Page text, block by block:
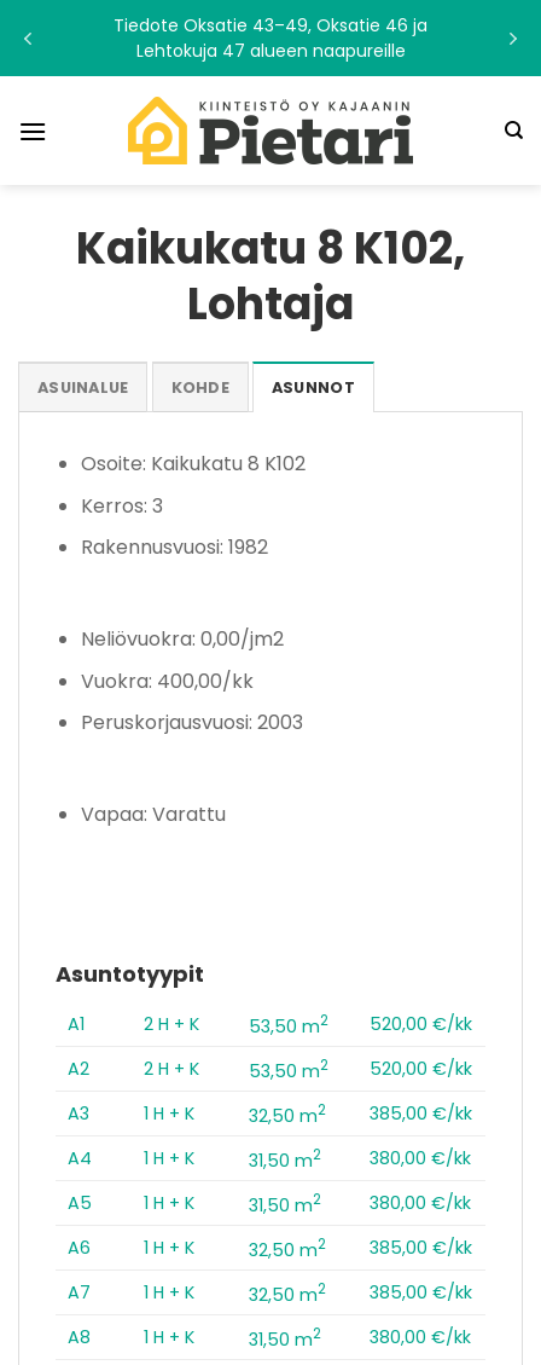
content
Tiedote Oksatie 43–49, Oksatie 46 ja
Lehtokuja 47 alueen naapureille
Kaikukatu 8 K102,
Lohtaja
ASUINALUE KOHDE ASUNNOT
Asuntotyypit
A1 2 H + K 53,50 m2
520,00 €/kk
A2
2 H + K 53,50 m2
520,00 €/kk
A3
1 H + K 32,50 m2
385,00 €/kk
A4
1 H + K 31,50 m2
380,00 €/kk
A5
1 H + K 31,50 m2
380,00 €/kk
A6
1 H + K 32,50 m2
385,00 €/kk
A7
1 H + K 32,50 m2
385,00 €/kk
A8
1 H + K 31,50 m2
380,00 €/kk
Osoite: Kaikukatu 8 K102
Kerros: 3
Rakennusvuosi: 1982
Neliövuokra: 0,00/jm2
Vuokra: 400,00/kk
Peruskorjausvuosi: 2003
Vapaa: Varattu